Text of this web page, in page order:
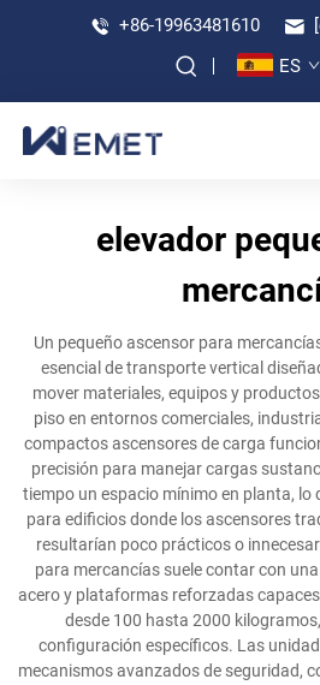
+86-19963481610
ES
elevador
Un pequeño ascensor para
esencial de transporte vertical
mover materiales, equipos y
piso en entornos comerciales,
compactos ascensores de carga
precisión para manejar cargas
tiempo un espacio mínimo en planta, lo
para edificios donde los ascensores
resultarían poco prácticos o
para mercancías suele contar con
acero y plataformas reforzadas
desde 100 hasta 2000
configuración específicos. Las
mecanismos avanzados de seguridad,